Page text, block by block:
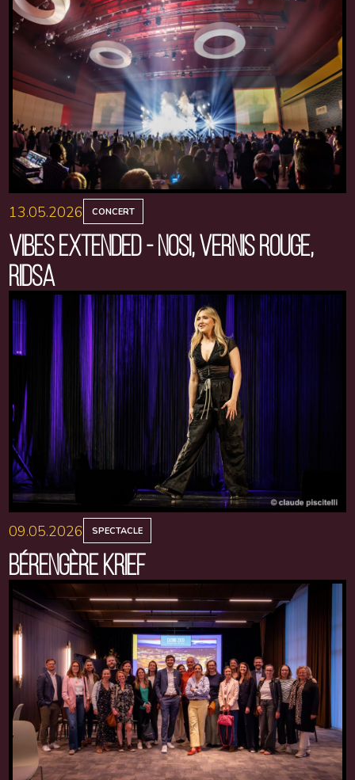
13.05.2026 CONCERT
VIBES EXTENDED - NOSI, VERNIS ROUGE,
RIDSA
09.05.2026 SPECTACLE
BÉRENGÈRE KRIEF